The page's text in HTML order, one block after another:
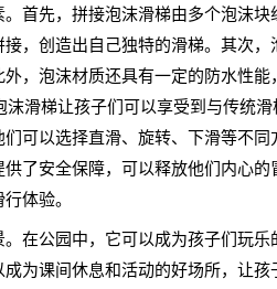
首先，拼接泡沫滑梯由多个泡沫块
，创造出自己独特的滑梯。其次
，泡沫材质还具有一定的防水性
沫滑梯让孩子们可以享受到与传统
可以选择直滑、旋转、下滑等不
了安全保障，可以释放他们内心
体验。
在公园中，它可以成为孩子们玩
为课间休息和活动的好场所，让